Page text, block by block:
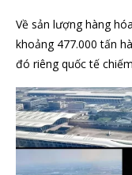
Về sản lượng hàng
khoảng 477.000 tấn
đó riêng quốc tế